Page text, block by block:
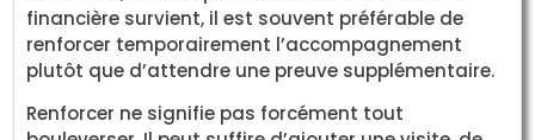
financière survient, il est souvent préférable de
renforcer temporairement l’accompagnement
plutôt que d’attendre une preuve supplémentaire.
Renforcer ne signifie pas forcément tout